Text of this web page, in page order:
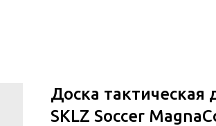
Доска тактическая
SKLZ Soccer